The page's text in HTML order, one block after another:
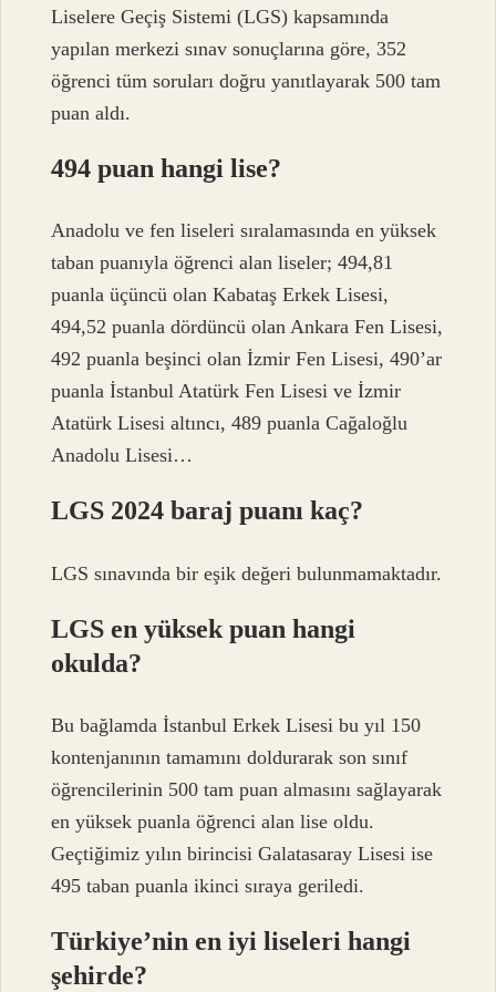
Liselere Geçiş Sistemi (LGS) kapsamında
yapılan merkezi sınav sonuçlarına göre, 352
öğrenci tüm soruları doğru yanıtlayarak 500 tam
puan aldı.
494 puan hangi lise?
Anadolu ve fen liseleri sıralamasında en yüksek
taban puanıyla öğrenci alan liseler; 494,81
puanla üçüncü olan Kabataş Erkek Lisesi,
494,52 puanla dördüncü olan Ankara Fen Lisesi,
492 puanla beşinci olan İzmir Fen Lisesi, 490’ar
puanla İstanbul Atatürk Fen Lisesi ve İzmir
Atatürk Lisesi altıncı, 489 puanla Cağaloğlu
Anadolu Lisesi…
LGS 2024 baraj puanı kaç?
LGS sınavında bir eşik değeri bulunmamaktadır.
LGS en yüksek puan hangi
okulda?
Bu bağlamda İstanbul Erkek Lisesi bu yıl 150
kontenjanının tamamını doldurarak son sınıf
öğrencilerinin 500 tam puan almasını sağlayarak
en yüksek puanla öğrenci alan lise oldu.
Geçtiğimiz yılın birincisi Galatasaray Lisesi ise
495 taban puanla ikinci sıraya geriledi.
Türkiye’nin en iyi liseleri hangi
şehirde?